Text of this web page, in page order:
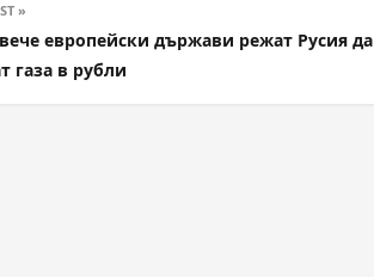
»
европейски държави режат Русия да
газа в рубли